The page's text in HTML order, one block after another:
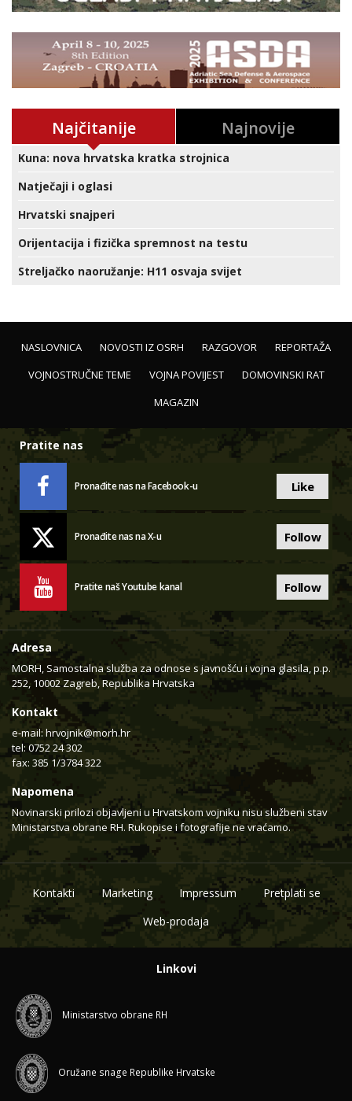
Najčitanije Najnovije
Kuna: nova hrvatska kratka strojnica
Natječaji i oglasi
Hrvatski snajperi
Orijentacija i fizička spremnost na testu
Streljačko naoružanje: H11 osvaja svijet
NASLOVNICA NOVOSTI IZ OSRH RAZGOVOR
REPORTAŽA
VOJNOSTRUČNE TEME
VOJNA POVIJEST
DOMOVINSKI RAT
MAGAZIN
Pratite nas
Pronađite nas na Facebook-u Like
Pronađite nas na X-u Follow
Pratite naš Youtube kanal Follow
Adresa
MORH, Samostalna služba za odnose s javnošću i vojna glasila, p.p.
252, 10002 Zagreb, Republika Hrvatska
Kontakt
e-mail: hrvojnik@morh.hr
tel: 0752 24 302
fax: 385 1/3784 322
Napomena
Novinarski prilozi objavljeni u Hrvatskom vojniku nisu službeni stav
Ministarstva obrane RH. Rukopise i fotografije ne vraćamo.
Kontakti Marketing Impressum
Pretplati se
Web-prodaja
Linkovi
Ministarstvo obrane RH
Oružane snage Republike Hrvatske